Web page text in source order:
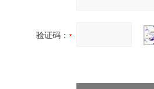
验证码：